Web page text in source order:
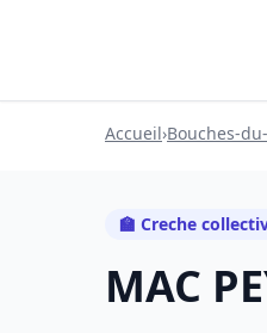
Accueil›Bouches-
🏫 Creche
MAC